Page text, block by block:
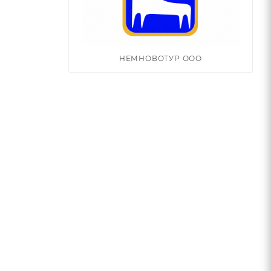
НЕМНОВОТУР ООО